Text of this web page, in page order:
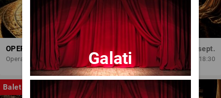
OPERA BRAȘOV ESTIVAL – SEARĂ DE OPERĂ – CONCERT EXTRAORDINAR
Opera Brasov
Sâm, 5 sept.
18:30
Balet
Galati